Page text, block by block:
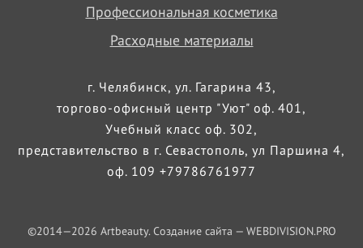
Профессиональная косметика
Расходные материалы
г. Челябинск, ул. Гагарина 43,
торгово-офисный центр "Уют" оф. 401,
Учебный класс оф. 302,
представительство в г. Севастополь, ул Паршина 4,
оф. 109 +79786761977
©2014—2026 Artbeauty. Создание сайта — WEBDIVISION.PRO